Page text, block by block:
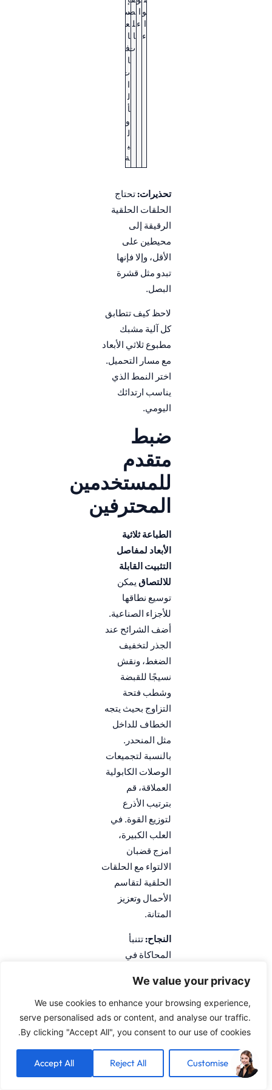
We value your privacy
We use cookies to enhance your browsing experience,
serve personalised ads or content, and analyse our traffic.
By clicking "Accept All", you consent to our use of cookies.
Customise
Reject All
Accept All
و
ا
ء
ا
ء
ص
ل
ا
ت
س
ع
ا
ف
ا
ت
ا
ل
أ
و
ل
ي
ة
تحذيرات:تحتاج
الحلقات الحلقية
الرقيقة إلى
محيطين على
الأقل، وإلا فإنها
تبدو مثل قشرة
البصل.
لاحظ كيف تتطابق
كل آلية مشبك
مطبوع ثلاثي الأبعاد
مع مسار التحميل.
اختر النمط الذي
يناسب ارتدائك
اليومي.
ضبط
متقدم
للمستخدمين
المحترفين
الطباعة ثلاثية
الأبعاد لمفاصل
التثبيت القابلة
للالتصاق يمكن
توسيع نطاقها
للأجزاء الصناعية.
أضف الشرائح عند
الجذر لتخفيف
الضغط، ونقش
نسيجًا للقبضة
وشطب فتحة
التزاوج بحيث يتجه
الخطاف للداخل
مثل المنحدر.
بالنسبة لتجميعات
الوصلات الكابولية
العملاقة، قم
بترتيب الأذرع
لتوزيع القوة. في
العلب الكبيرة،
امزج قضبان
الالتواء مع الحلقات
الحلقية لتقاسم
الأحمال وتعزيز
المتانة.
النجاح:تتنبأ
المحاكاة في
مثل دراسة
"Linear Static"
من Autodesk
Fusion بتوقع عمر
المقطع في أقل من
خمس دقائق.